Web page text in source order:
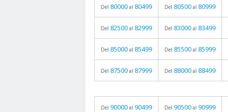
Del 80000 al 80499 Del 80500 al 80999
Del 82500 al 82999 Del 83000 al 83499
Del 85000 al 85499 Del 85500 al 85999
Del 87500 al 87999 Del 88000 al 88499
Del 90000 al 90499 Del 90500 al 90999